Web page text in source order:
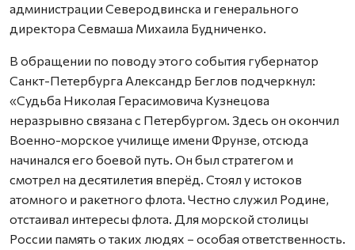
администрации Северодвинска и генерального
директора Севмаша Михаила Будниченко.
В обращении по поводу этого события губернатор
Санкт-Петербурга Александр Беглов подчеркнул:
«Судьба Николая Герасимовича Кузнецова
неразрывно связана с Петербургом. Здесь он окончил
Военно-морское училище имени Фрунзе, отсюда
начинался его боевой путь. Он был стратегом и
смотрел на десятилетия вперёд. Стоял у истоков
атомного и ракетного флота. Честно служил Родине,
отстаивал интересы флота. Для морской столицы
России память о таких людях – особая ответственность.